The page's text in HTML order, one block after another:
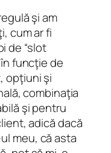
şi am
cum ar fi
de “slot
funcţie de
opţiuni şi
combinaţia
şi pentru
adică dacă
meu, că asta